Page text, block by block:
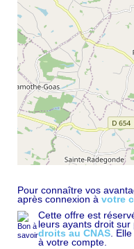
Pour connaître vos
après connexion à votre
Cette offre est
leurs ayants droit
droits au CNAS.
à votre compte.